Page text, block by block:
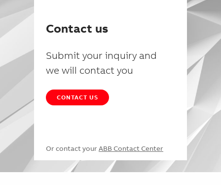
Contact us
Submit your inquiry and
we will contact you
CONTACT US
Or contact your ABB Contact Center